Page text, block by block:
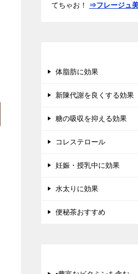
てちゃお！ ⇒フレージュ
体脂肪に効果
新陳代謝を良くする効果
糖の吸収を抑える効果
コレステロール
妊娠・授乳中に効果
水太りに効果
便秘茶おすすめ